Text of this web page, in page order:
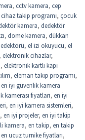
, cctv kamera, cep
cihaz takip programı, çocuk
kamera, dedektör
, dome kamera, dükkan
, el izi okuyucu, el
elektronik cihazlar,
, elektronik kartlı kapı
, eleman takip programı,
en iyi güvenlik kamera
kamerası fiyatları, en iyi
, en iyi kamera sistemleri,
, en iyi projeler, en iyi takip
kamera, en takip, en takip
en ucuz turnike fiyatları,